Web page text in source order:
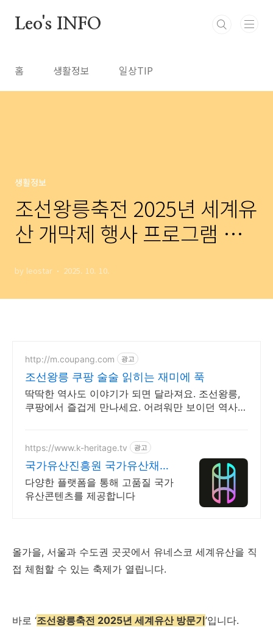
Leo's INFO
홈 생활정보 일상TIP
생활정보
조선왕릉축전 2025년 세계유
산 개막제 행사 프로그램 총
by leostar 2025. 10. 10.
http://m.coupang.com 광고
조선왕릉 쿠팡 술술 읽히는 재미에 푹
딱딱한 역사도 이야기가 되면 달라져요. 조선왕릉,
쿠팡에서 즐겁게 만나세요. 어려워만 보이던 역사를
https://www.k-heritage.tv 광고
국가유산진흥원 국가유산채널
한국의 세계유산 영상
다양한 플랫폼을 통해 고품질 국가
유산콘텐츠를 제공합니다
올가을, 서울과 수도권 곳곳에서 유네스코 세계유산을 직
접 체험할 수 있는 축제가 열립니다.
바로 ‘조선왕릉축전 2025년 세계유산 방문기’입니다.